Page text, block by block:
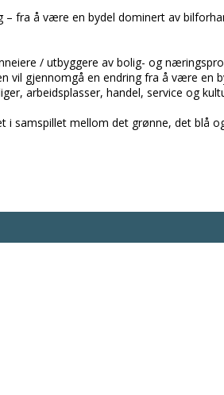
fra å være en bydel dominert av
/ utbyggere av bolig- og
vil gjennomgå en endring fra å være en
arbeidsplasser, handel, service og
i samspillet mellom det grønne, det blå